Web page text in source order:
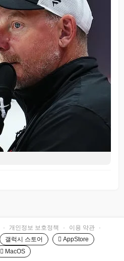
· 개인정보 보호정책 · 이용 약관
·
갤럭시 스토어
 AppStore
 MacOS